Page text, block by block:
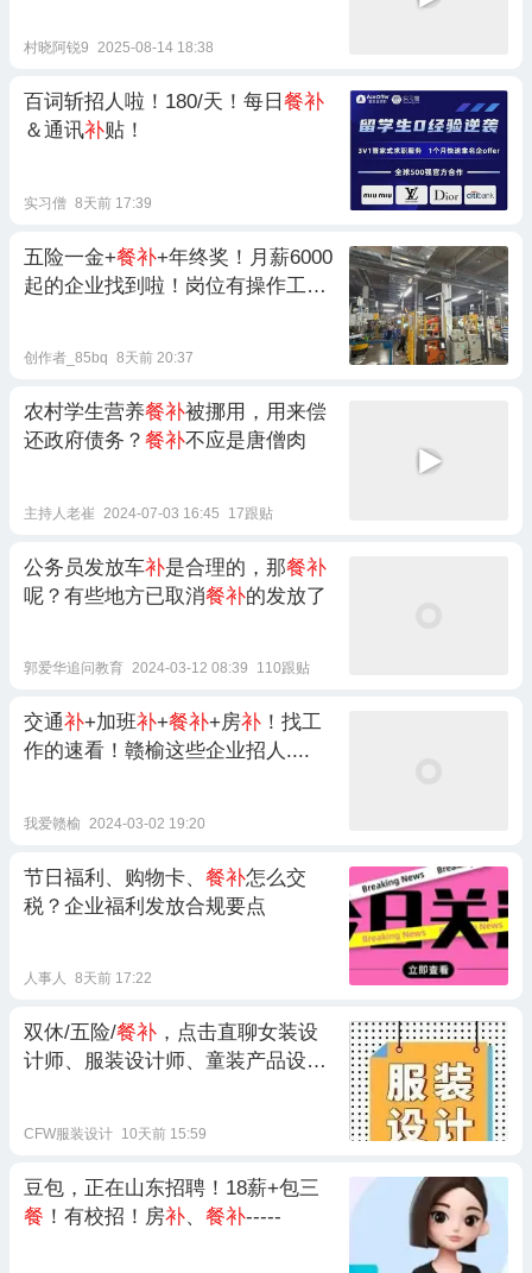
村晓阿锐9 2025-08-14 18:38
百词斩招人啦！180/天！每日 餐补
＆通讯补贴！
实习僧 8天前 17:39
五险一金+餐补+年终奖！月薪6000
起的企业找到啦！岗位有操作工、
创作者_85bq 8天前 20:37
农村学生营养餐补被挪用，用来偿
还政府债务？ 餐补不应是唐僧肉
主持人老崔 2024-07-03 16:45 17跟贴
公务员发放车补是合理的，那餐补
呢？有些地方已取消餐补的发放了
郭爱华追问教育 2024-03-12 08:39 110跟贴
交通补+加班补+餐补+房补 ！找工
作的速看！赣榆这些企业招人....
我爱赣榆 2024-03-02 19:20
节日福利、购物卡、 餐补怎么交
税？企业福利发放合规要点
人事人 8天前 17:22
双休/五险/餐补 ，点击直聊女装设
计师、服装设计师、童装产品设计
CFW服装设计 10天前 15:59
豆包，正在山东招聘！18薪+包三
餐 ！有校招！房补、 餐补-----